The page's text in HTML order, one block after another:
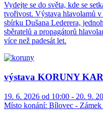
Vydejte se do světa, kde se
tvořivost. Výstava hlavolamů
sbírku Dušana Lederera,
sběratelů a propagátorů
více než padesát let.
výstava KORUNY
19. 6. 2026 od 10:00 - 20. 9.
Místo konání: Bílovec -